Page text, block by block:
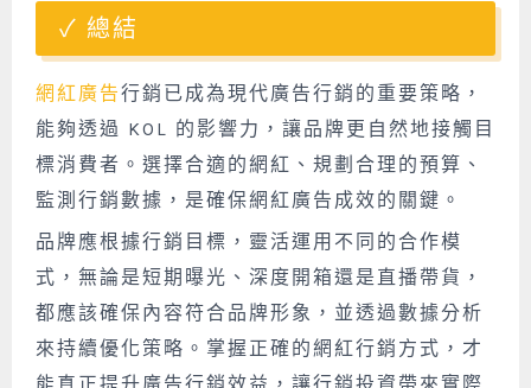
總結
網紅廣告行銷已成為現代廣告行銷的重要策略，
能夠透過 KOL 的影響力，讓品牌更自然地接觸目
標消費者。選擇合適的網紅、規劃合理的預算、
監測行銷數據，是確保網紅廣告成效的關鍵。
品牌應根據行銷目標，靈活運用不同的合作模
式，無論是短期曝光、深度開箱還是直播帶貨，
都應該確保內容符合品牌形象，並透過數據分析
來持續優化策略。掌握正確的網紅行銷方式，才